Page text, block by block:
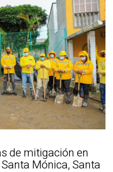
de mitigación en
Mónica, Santa